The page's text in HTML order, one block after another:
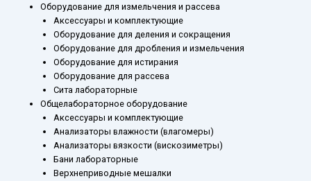
Оборудование для измельчения и рассева
Аксессуары и комплектующие
Оборудование для деления и сокращения
Оборудование для дробления и измельчения
Оборудование для истирания
Оборудование для рассева
Сита лабораторные
Общелабораторное оборудование
Аксессуары и комплектующие
Анализаторы влажности (влагомеры)
Анализаторы вязкости (вискозиметры)
Бани лабораторные
Верхнеприводные мешалки